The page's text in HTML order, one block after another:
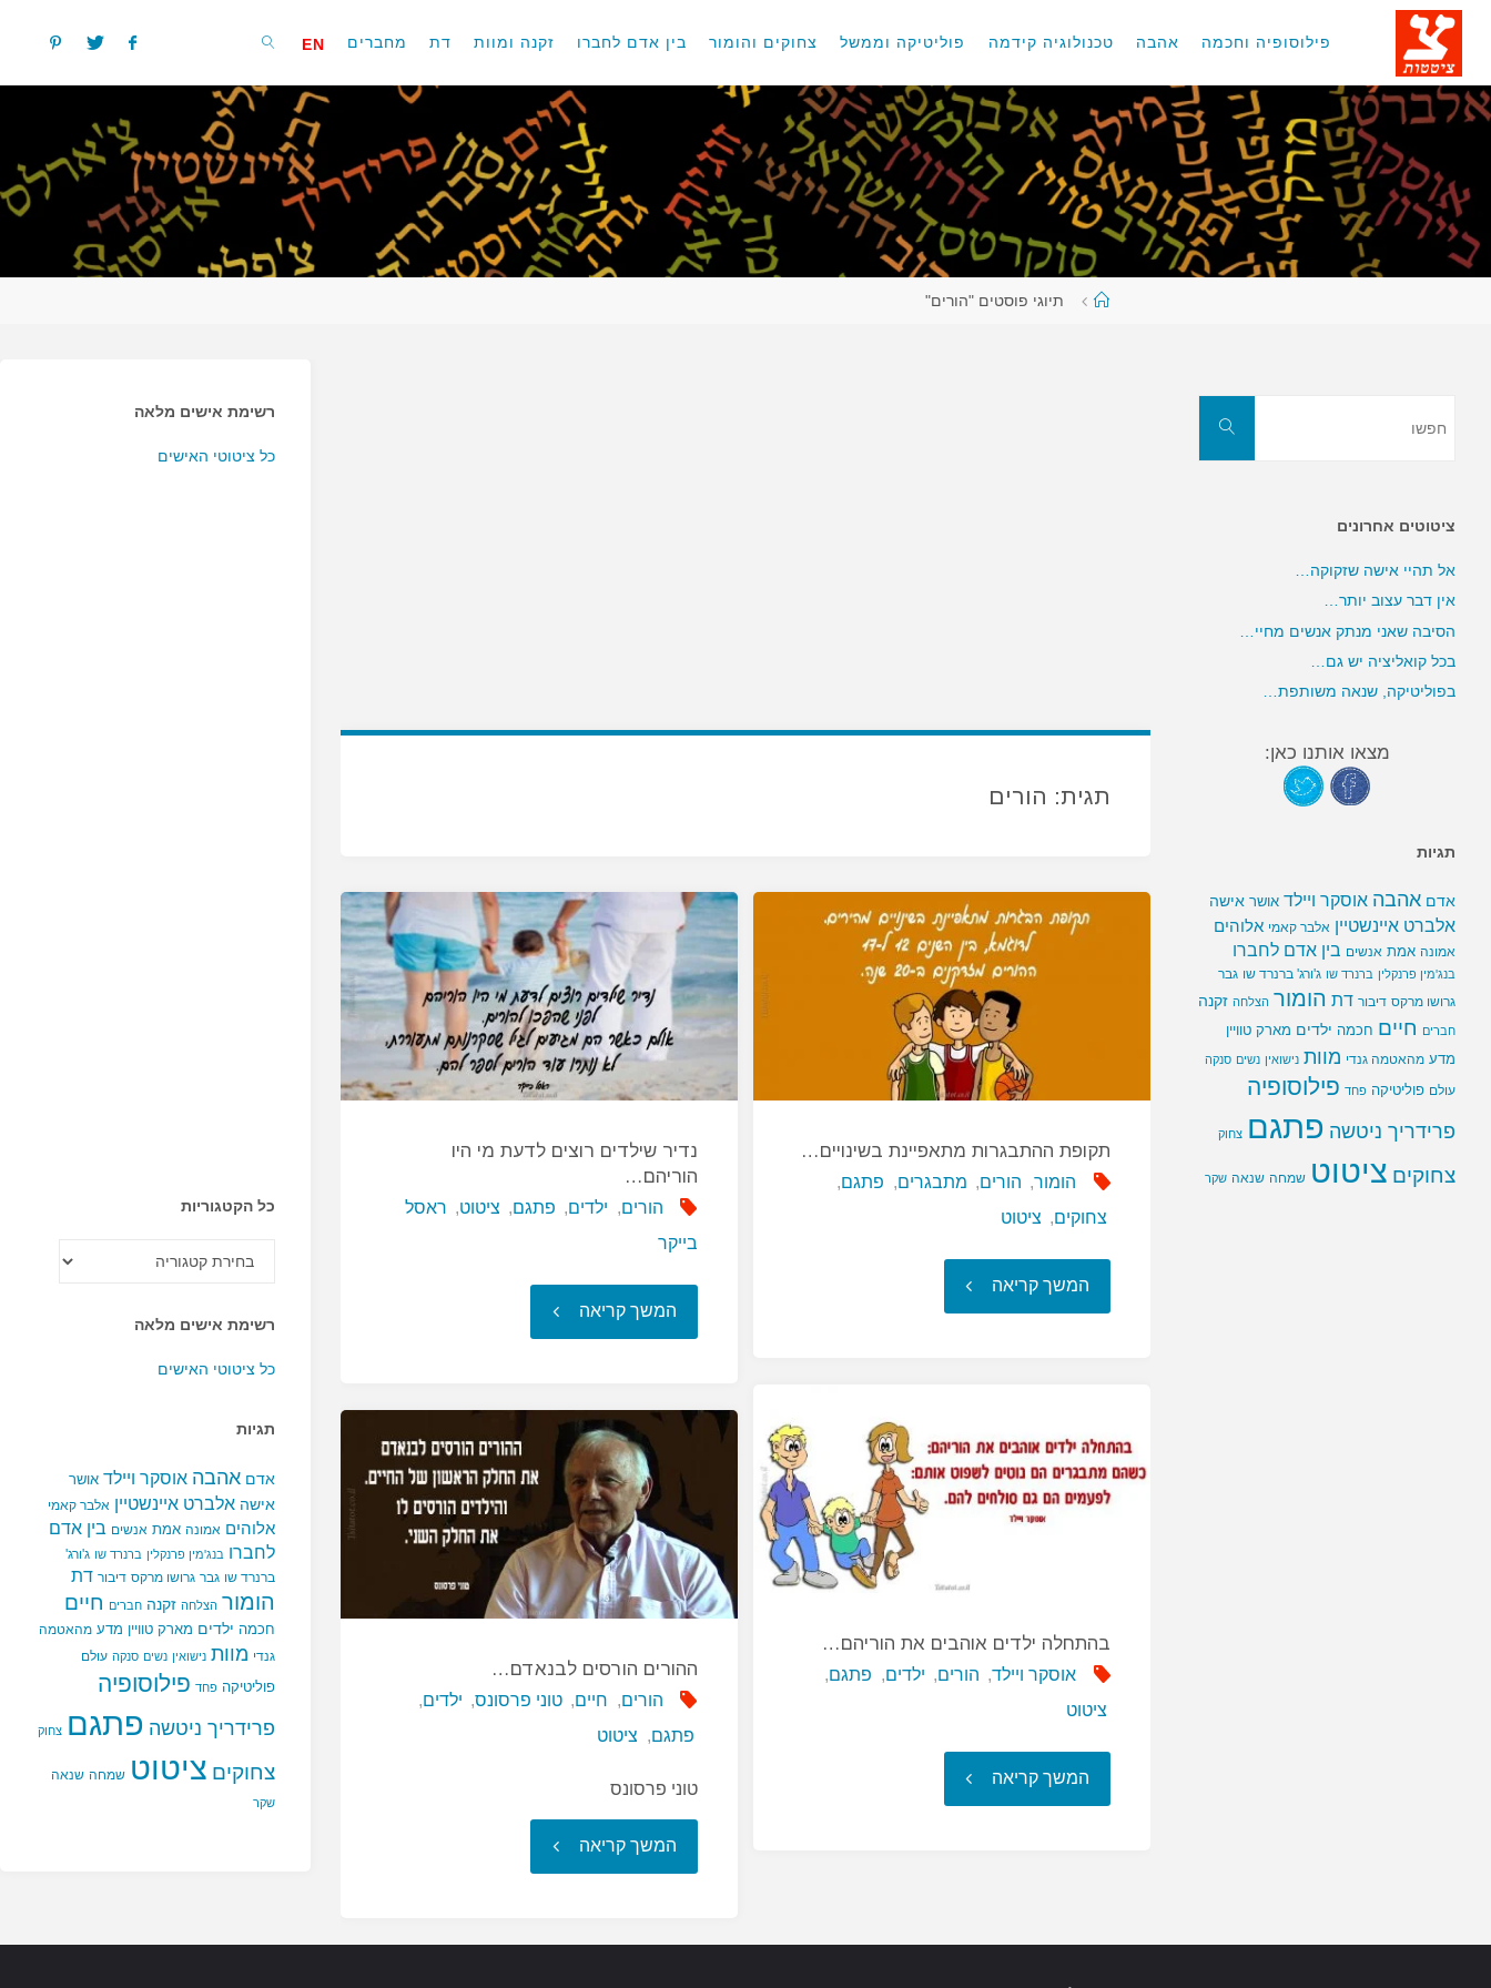
דלגו
פילוסופיה וחכמה אהבה טכנולוגיה קידמה פוליטיקה וממשל צחוקים והומור בין אדם לחברו זקנה ומוות דת מחברים EN
עמודתיוגי פוסטים "הורים"
תגית: הורים
תקופת ההתבגרות מתאפיינת בשינויים…
הומור, הורים, מתבגרים, פתגם,
צחוקים, ציטוט
המשך קריאה"תקופת
בשינויים…"
נדיר שילדים רוצים לדעת מי היו
הוריהם…
הורים, ילדים, פתגם, ציטוט, ראסל
בייקר
המשך קריאה "נדיר
רוצים
לדעת
מי
היו
בהתחלה ילדים אוהבים את הוריהם…
אוסקר ויילד, הורים, ילדים, פתגם,
ציטוט
המשך קריאה"בהתחלה
ההורים הורסים לבנאדם…
הורים, חיים, טוני פרסונס, ילדים,
פתגם, ציטוט
טוני פרסונס
המשך קריאה "ההורים
לבנאדם…"
רשימת אישים מלאה
כל ציטוטי האישים
כל הקטגוריות
הקטגוריות
רשימת אישים מלאה
כל ציטוטי האישים
תגיות
אדם אהבה אוסקר ויילד אושר
אישה אלברט איינשטיין אלבר קאמי
אלוהים אמונה אמת אנשים בין אדם
לחברו בנג'מין פרנקלין ברנרד שו ג'ורג'
ברנרד שו גבר גרושו מרקס דיבור דת
הומור הצלחה זקנה חברים חיים
חכמה ילדים מארק טוויין מדע מהאטמה
גנדי מוות נישואין נשים סנקה עולם
פוליטיקה פחד פילוסופיה
פרידריך ניטשה פתגם צחוק
צחוקים ציטוט שמחה שנאה
שקר
חפשו
ציטוטים אחרונים
אל תהיי אישה שזקוקה…
אין דבר עצוב יותר…
הסיבה שאני מנתק אנשים מחיי…
בכל קואליציה יש גם…
בפוליטיקה, שנאה משותפת…
מצאו אותנו כאן:
תגיות
אדם אהבה אוסקר ויילד אושר אישה
אלברט איינשטיין אלבר קאמי אלוהים
אמונה אמת אנשים בין אדם לחברו
בנג'מין פרנקלין ברנרד שו ג'ורג' ברנרד שו גבר
גרושו מרקס דיבור דת הומור הצלחה זקנה
חברים חיים חכמה ילדים מארק טוויין
מדע מהאטמה גנדי מוות נישואין נשים סנקה
עולם פוליטיקה פחד פילוסופיה
פרידריך ניטשה פתגם צחוק
צחוקים ציטוט שמחה שנאה שקר